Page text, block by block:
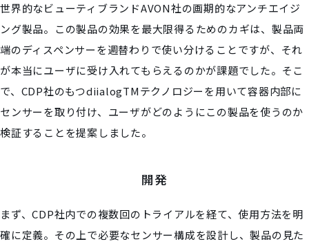
世界的なビューティブランドAVON社の画期的なアンチエイジ
ング製品。この製品の効果を最大限得るためのカギは、製品両
端のディスペンサーを週替わりで使い分けることですが、それ
が本当にユーザに受け入れてもらえるのかが課題でした。​そこ
で、CDP社のもつdiialogTMテクノロジーを用いて容器内部に
センサーを取り付け、ユーザがどのようにこの製品を使うのか
検証することを提案しました。
開発
まず、CDP社内での複数回のトライアルを経て、使用方法を明
確に定義。その上で必要なセンサー構成を設計し、製品の見た